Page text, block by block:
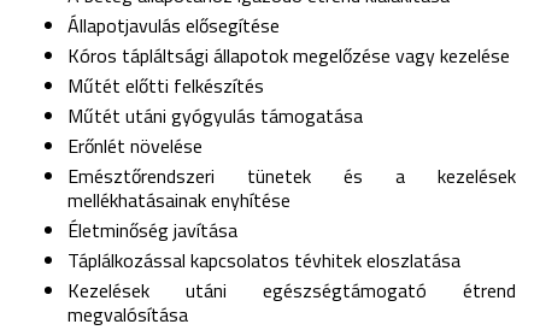
Állapotjavulás elősegítése
Kóros tápláltsági állapotok megelőzése vagy kezelése
Műtét előtti felkészítés
Műtét utáni gyógyulás támogatása
Erőnlét növelése
Emésztőrendszeri tünetek és a kezelések
mellékhatásainak enyhítése
Életminőség javítása
Táplálkozással kapcsolatos tévhitek eloszlatása
Kezelések utáni egészségtámogató étrend
megvalósítása